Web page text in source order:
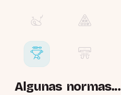
Algunas normas...